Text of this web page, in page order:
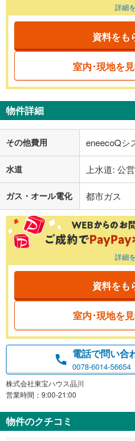
詳細
資料をも
室内･現地を
物件詳細
その他費用 eneecoQシ
水道 上水道: 公
ガス・オール電化 都市ガス
詳細
資料をも
室内･現地を
電話で問い合
0078-6014-56654
株式会社東宝ハウス品川
営業時間：9:00-21:00
物件のクチコミ